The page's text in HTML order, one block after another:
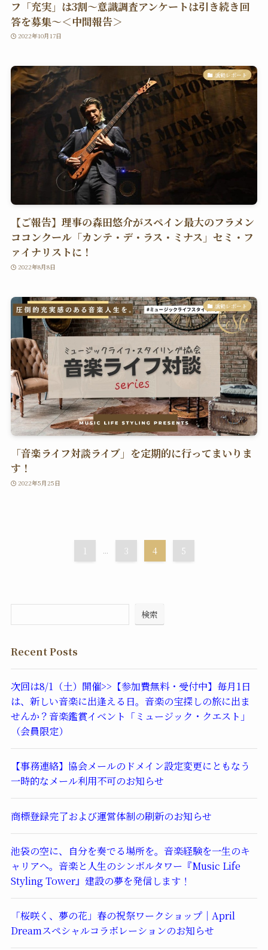
フ「充実」は3割〜意識調査アンケートは引き続き回
答を募集〜＜中間報告＞
2022年10月17日
活動レポート
【ご報告】理事の森田悠介がスペイン最大のフラメン
ココンクール「カンテ・デ・ラス・ミナス」セミ・フ
ァイナリストに！
2022年8月8日
活動レポート
「音楽ライフ対談ライブ」を定期的に行ってまいりま
す！
2022年5月25日
1 ... 3 4 5
検索
Recent Posts
次回は8/1（土）開催>>【参加費無料・受付中】毎月1日
は、新しい音楽に出逢える日。音楽の宝探しの旅に出ま
せんか？音楽鑑賞イベント「ミュージック・クエスト」
（会員限定）
【事務連絡】協会メールのドメイン設定変更にともなう
一時的なメール利用不可のお知らせ
商標登録完了および運営体制の刷新のお知らせ
池袋の空に、自分を奏でる場所を。音楽経験を一生のキ
ャリアへ。音楽と人生のシンボルタワー『Music Life
Styling Tower』建設の夢を発信します！
「桜咲く、夢の花」春の祝祭ワークショップ｜April
Dreamスペシャルコラボレーションのお知らせ